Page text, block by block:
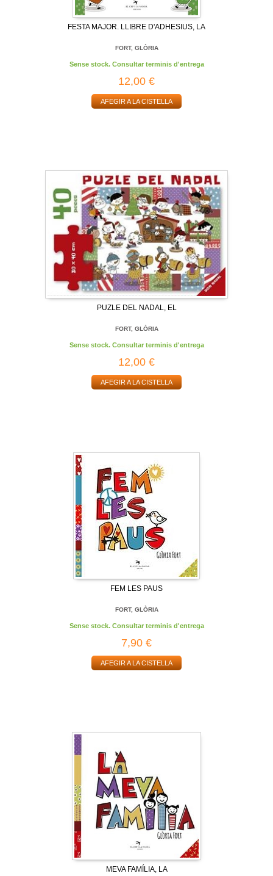
FESTA MAJOR. LLIBRE D'ADHESIUS, LA
FORT, GLÒRIA
Sense stock. Consultar terminis d'entrega
12,00 €
AFEGIR A LA CISTELLA
PUZLE DEL NADAL, EL
FORT, GLÒRIA
Sense stock. Consultar terminis d'entrega
12,00 €
AFEGIR A LA CISTELLA
FEM LES PAUS
FORT, GLÒRIA
Sense stock. Consultar terminis d'entrega
7,90 €
AFEGIR A LA CISTELLA
MEVA FAMÍLIA, LA